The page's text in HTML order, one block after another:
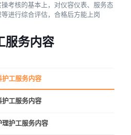
考核的基本上，对仪容仪表、服务态
进行综合评估，合格后方能上岗
服务内容
护工服务内容
护工服务内容
理护工服务内容